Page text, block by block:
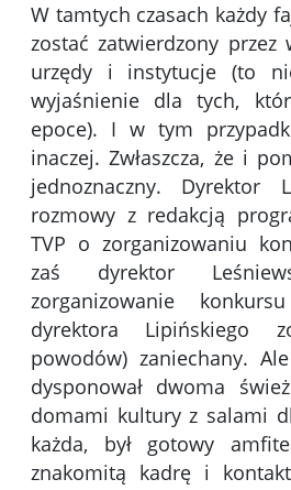
W tamtych czasach każdy
zostać zatwierdzony przez
urzędy i instytucje (to
wyjaśnienie dla tych,
epoce). I w tym
inaczej. Zwłaszcza, że i
jednoznaczny. Dyrektor
rozmowy z redakcją
TVP o zorganizowaniu
zaś dyrektor
zorganizowanie
dyrektora Lipińskiego
powodów) zaniechany.
dysponował dwoma
domami kultury z salami
każda, był gotowy
znakomitą kadrę i